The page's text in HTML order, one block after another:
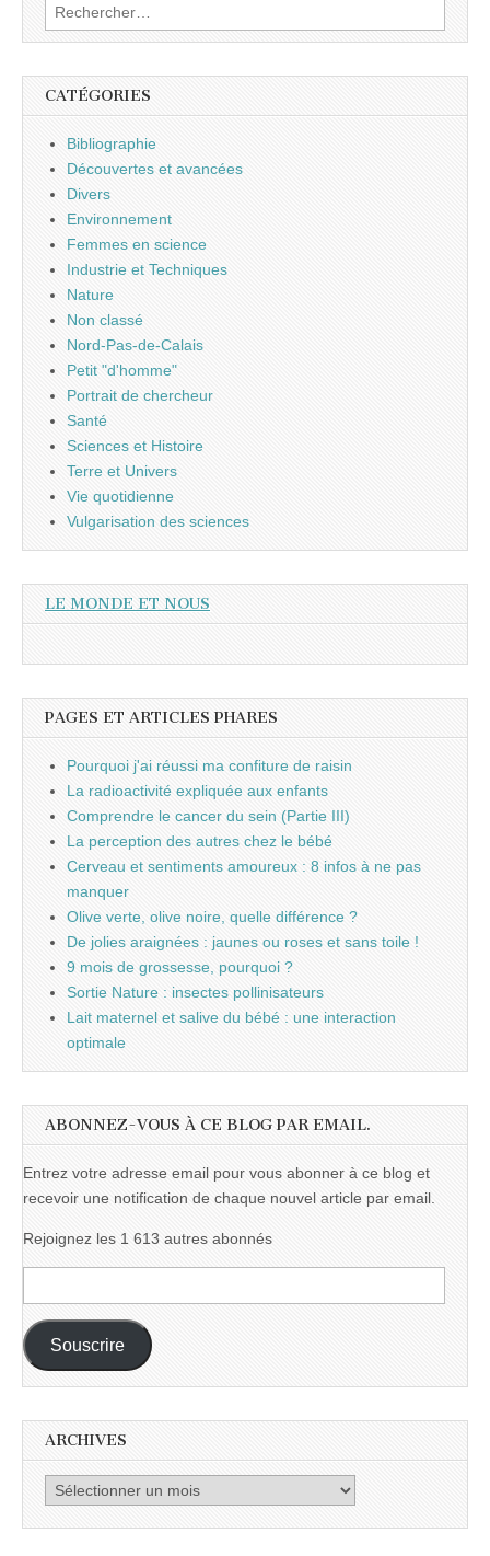
Rechercher :
CATÉGORIES
Bibliographie
Découvertes et avancées
Divers
Environnement
Femmes en science
Industrie et Techniques
Nature
Non classé
Nord-Pas-de-Calais
Petit "d'homme"
Portrait de chercheur
Santé
Sciences et Histoire
Terre et Univers
Vie quotidienne
Vulgarisation des sciences
LE MONDE ET NOUS
PAGES ET ARTICLES PHARES
Pourquoi j'ai réussi ma confiture de raisin
La radioactivité expliquée aux enfants
Comprendre le cancer du sein (Partie III)
La perception des autres chez le bébé
Cerveau et sentiments amoureux : 8 infos à ne pas
manquer
Olive verte, olive noire, quelle différence ?
De jolies araignées : jaunes ou roses et sans toile !
9 mois de grossesse, pourquoi ?
Sortie Nature : insectes pollinisateurs
Lait maternel et salive du bébé : une interaction
optimale
ABONNEZ-VOUS À CE BLOG PAR EMAIL.
Entrez votre adresse email pour vous abonner à ce blog et
recevoir une notification de chaque nouvel article par email.
Rejoignez les 1 613 autres abonnés
e-
mail :
Souscrire
ARCHIVES
Archives